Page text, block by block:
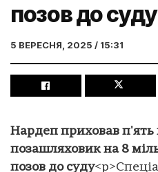
позов до суду
5 ВЕРЕСНЯ, 2025 / 15:31
Нардеп приховав п'ять
позашляховик на 8
позов до суду